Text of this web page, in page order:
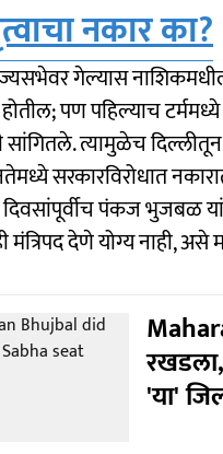
नकार का?
गेल्यास
पण पहिल्याच टर्ममध्ये
सांगितले. त्यामुळेच
सरकारविरोधात
दिवसांपूर्वीच पंकज भुजबळ
देणे योग्य नाही,
'या'